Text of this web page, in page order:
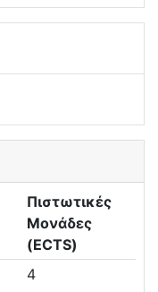
Πιστωτικές
Μονάδες
(ECTS)
4